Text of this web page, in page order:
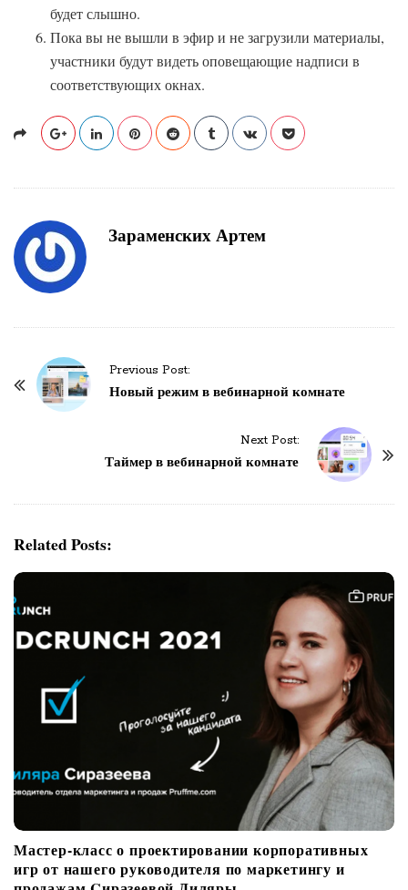
будет слышно.
Пока вы не вышли в эфир и не загрузили материалы,
участники будут видеть оповещающие надписи в
соответствующих окнах.
Зараменских Артем
Previous Post:
Новый режим в вебинарной комнате
Next Post:
Таймер в вебинарной комнате
Related Posts:
Мастер-класс о проектировании корпоративных
игр от нашего руководителя по маркетингу и